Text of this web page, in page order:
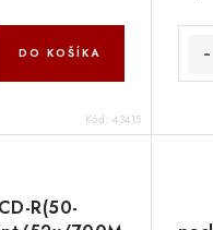
DO KOŠÍKA
Kód: 43415
R(50-